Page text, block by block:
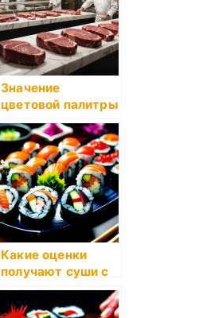
Значение
цветовой палитры
в кулинарии
Какие оценки
получают суши с
натуральными
ингредиентами?